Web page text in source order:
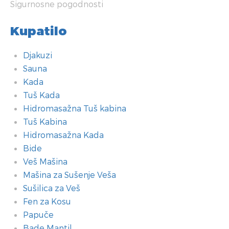
Sigurnosne pogodnosti
Kupatilo
Djakuzi
Sauna
Kada
Tuš Kada
Hidromasažna Tuš kabina
Tuš Kabina
Hidromasažna Kada
Bide
Veš Mašina
Mašina za Sušenje Veša
Sušilica za Veš
Fen za Kosu
Papuče